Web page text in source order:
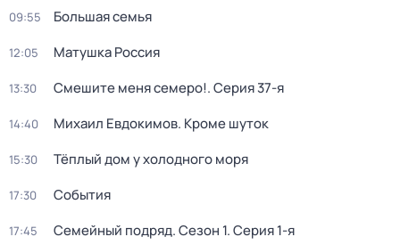
09:55 Большая семья
12:05 Матушка Россия
13:30 Смешите меня семеро!. Серия 37-я
14:40 Михаил Евдокимов. Кроме шуток
15:30 Тёплый дом у холодного моря
17:30 События
17:45 Семейный подряд. Сезон 1. Серия 1-я